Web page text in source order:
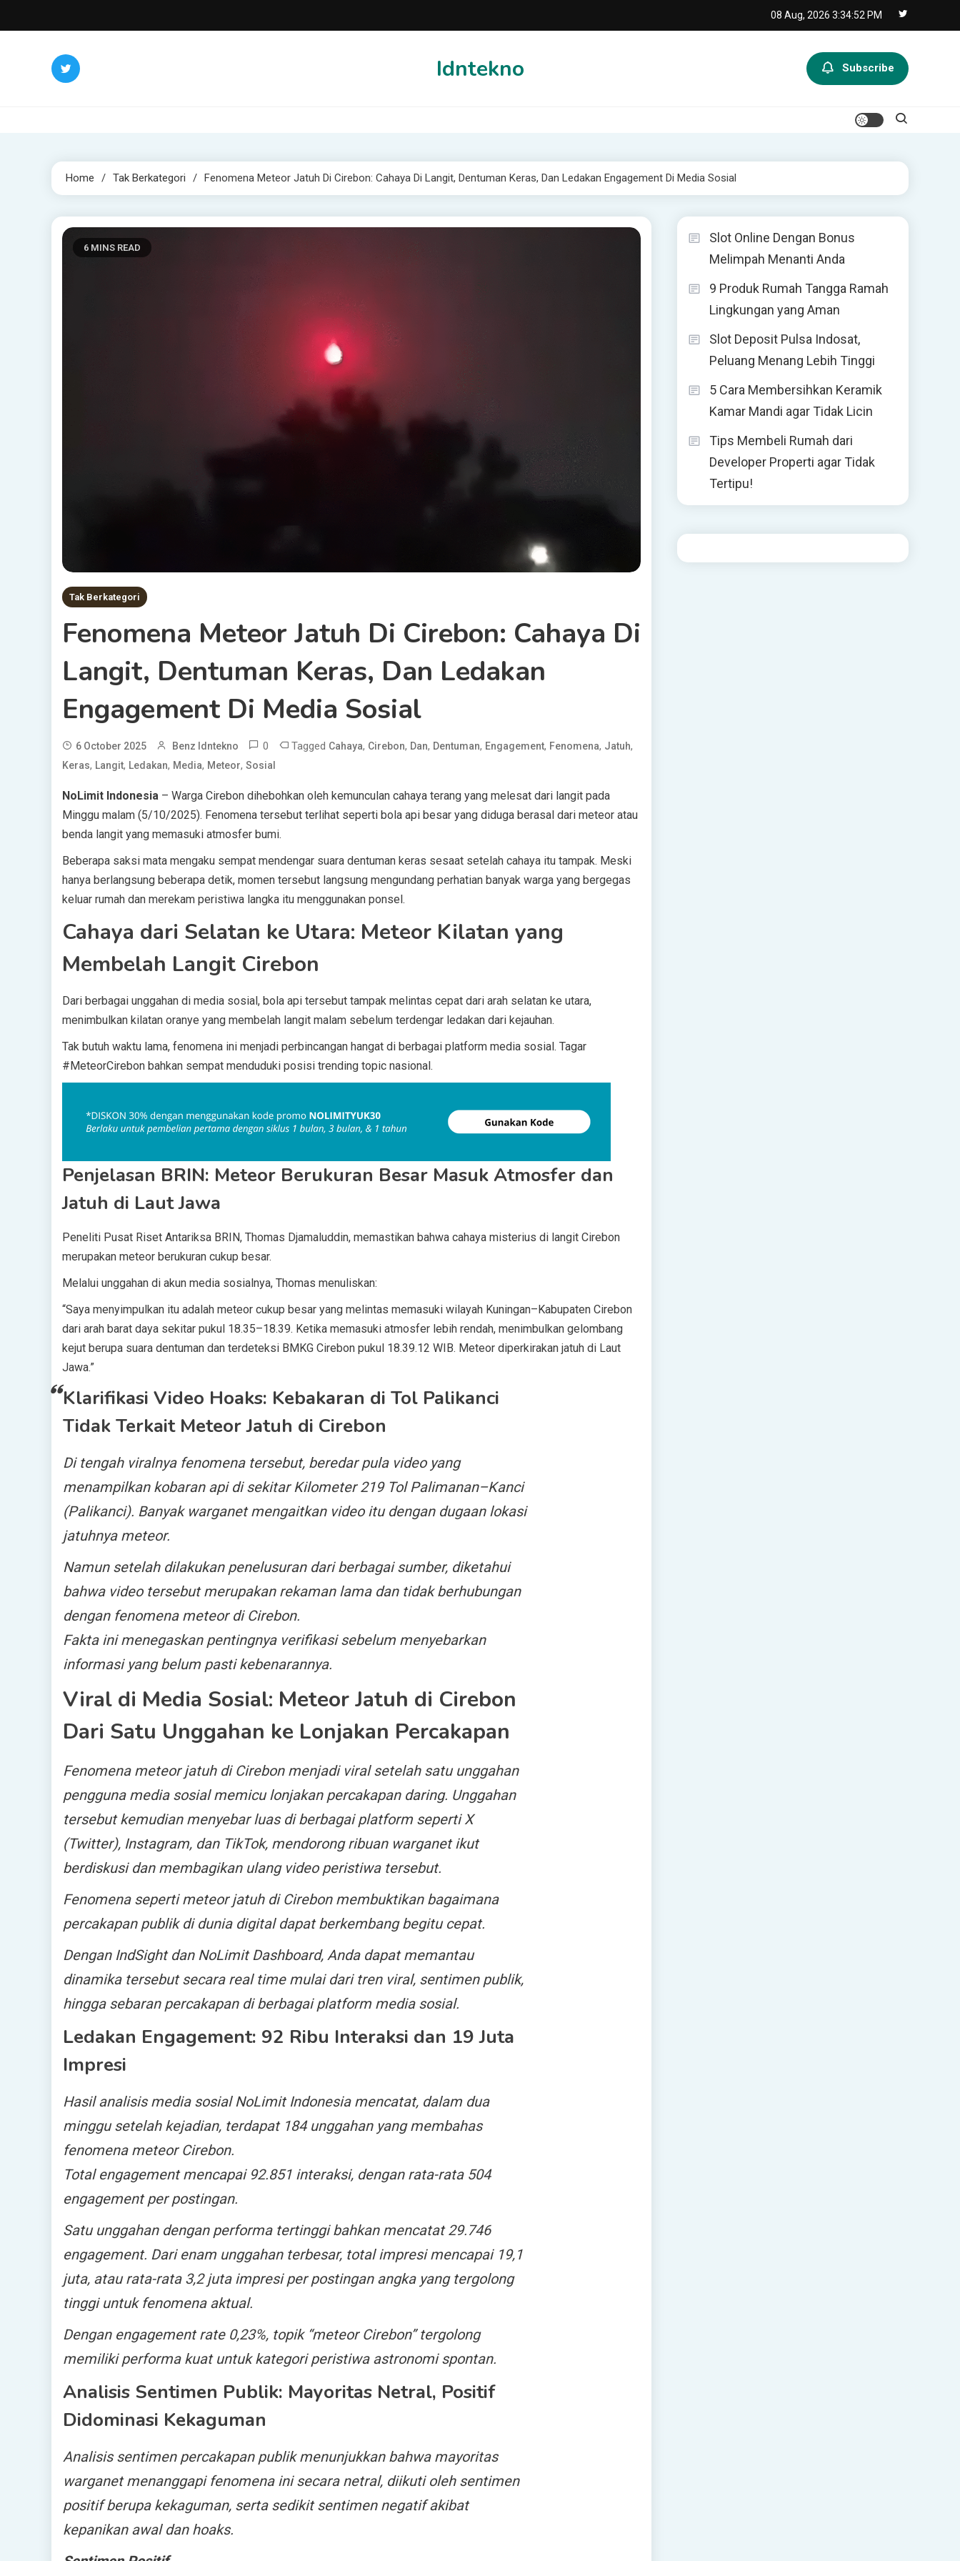
to
08 Aug, 2026 3:34:53 PM
Idntekno Subscribe
Home Tak Berkategori Fenomena Meteor Jatuh Di Cirebon: Cahaya Di Langit, Dentuman Keras, Dan Ledakan Engagement Di Media Sosial
6 MINS READ
Tak Berkategori
Fenomena Meteor Jatuh Di Cirebon: Cahaya Di
Langit, Dentuman Keras, Dan Ledakan
Engagement Di Media Sosial
6 October 2025 Benz Idntekno 0 Tagged Cahaya, Cirebon, Dan, Dentuman, Engagement, Fenomena, Jatuh,
Keras, Langit, Ledakan, Media, Meteor, Sosial
NoLimit Indonesia – Warga Cirebon dihebohkan oleh kemunculan cahaya terang yang melesat dari langit pada
Minggu malam (5/10/2025). Fenomena tersebut terlihat seperti bola api besar yang diduga berasal dari meteor atau
benda langit yang memasuki atmosfer bumi.
Beberapa saksi mata mengaku sempat mendengar suara dentuman keras sesaat setelah cahaya itu tampak. Meski
hanya berlangsung beberapa detik, momen tersebut langsung mengundang perhatian banyak warga yang bergegas
keluar rumah dan merekam peristiwa langka itu menggunakan ponsel.
Cahaya dari Selatan ke Utara: Meteor Kilatan yang
Membelah Langit Cirebon
Dari berbagai unggahan di media sosial, bola api tersebut tampak melintas cepat dari arah selatan ke utara,
menimbulkan kilatan oranye yang membelah langit malam sebelum terdengar ledakan dari kejauhan.
Tak butuh waktu lama, fenomena ini menjadi perbincangan hangat di berbagai platform media sosial. Tagar
#MeteorCirebon bahkan sempat menduduki posisi trending topic nasional.
Penjelasan BRIN: Meteor Berukuran Besar Masuk Atmosfer dan
Jatuh di Laut Jawa
Peneliti Pusat Riset Antariksa BRIN, Thomas Djamaluddin, memastikan bahwa cahaya misterius di langit Cirebon
merupakan meteor berukuran cukup besar.
Melalui unggahan di akun media sosialnya, Thomas menuliskan:
“Saya menyimpulkan itu adalah meteor cukup besar yang melintas memasuki wilayah Kuningan–Kabupaten Cirebon
dari arah barat daya sekitar pukul 18.35–18.39. Ketika memasuki atmosfer lebih rendah, menimbulkan gelombang
kejut berupa suara dentuman dan terdeteksi BMKG Cirebon pukul 18.39.12 WIB. Meteor diperkirakan jatuh di Laut
Jawa.”
Klarifikasi Video Hoaks: Kebakaran di Tol Palikanci
Tidak Terkait Meteor Jatuh di Cirebon
Di tengah viralnya fenomena tersebut, beredar pula video yang
menampilkan kobaran api di sekitar Kilometer 219 Tol Palimanan–Kanci
(Palikanci). Banyak warganet mengaitkan video itu dengan dugaan lokasi
jatuhnya meteor.
Namun setelah dilakukan penelusuran dari berbagai sumber, diketahui
bahwa video tersebut merupakan rekaman lama dan tidak berhubungan
dengan fenomena meteor di Cirebon.
Fakta ini menegaskan pentingnya verifikasi sebelum menyebarkan
informasi yang belum pasti kebenarannya.
Viral di Media Sosial: Meteor Jatuh di Cirebon
Dari Satu Unggahan ke Lonjakan Percakapan
Fenomena meteor jatuh di Cirebon menjadi viral setelah satu unggahan
pengguna media sosial memicu lonjakan percakapan daring. Unggahan
tersebut kemudian menyebar luas di berbagai platform seperti X
(Twitter), Instagram, dan TikTok, mendorong ribuan warganet ikut
berdiskusi dan membagikan ulang video peristiwa tersebut.
Fenomena seperti meteor jatuh di Cirebon membuktikan bagaimana
percakapan publik di dunia digital dapat berkembang begitu cepat.
Dengan IndSight dan NoLimit Dashboard, Anda dapat memantau
dinamika tersebut secara real time mulai dari tren viral, sentimen publik,
hingga sebaran percakapan di berbagai platform media sosial.
Ledakan Engagement: 92 Ribu Interaksi dan 19 Juta
Impresi
Hasil analisis media sosial NoLimit Indonesia mencatat, dalam dua
minggu setelah kejadian, terdapat 184 unggahan yang membahas
fenomena meteor Cirebon.
Total engagement mencapai 92.851 interaksi, dengan rata-rata 504
engagement per postingan.
Satu unggahan dengan performa tertinggi bahkan mencatat 29.746
engagement. Dari enam unggahan terbesar, total impresi mencapai 19,1
juta, atau rata-rata 3,2 juta impresi per postingan angka yang tergolong
tinggi untuk fenomena aktual.
Dengan engagement rate 0,23%, topik “meteor Cirebon” tergolong
memiliki performa kuat untuk kategori peristiwa astronomi spontan.
Analisis Sentimen Publik: Mayoritas Netral, Positif
Didominasi Kekaguman
Analisis sentimen percakapan publik menunjukkan bahwa mayoritas
warganet menanggapi fenomena ini secara netral, diikuti oleh sentimen
positif berupa kekaguman, serta sedikit sentimen negatif akibat
kepanikan awal dan hoaks.
Slot Online Dengan Bonus
Melimpah Menanti Anda
9 Produk Rumah Tangga Ramah
Lingkungan yang Aman
Slot Deposit Pulsa Indosat,
Peluang Menang Lebih Tinggi
5 Cara Membersihkan Keramik
Kamar Mandi agar Tidak Licin
Tips Membeli Rumah dari
Developer Properti agar Tidak
Tertipu!